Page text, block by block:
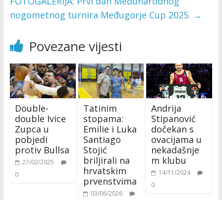
nogometnog turnira Međugorje Cup 2025. →
Povezane vijesti
Double-
double Ivice
Zupca u
pobjedi
protiv Bullsa
27/02/2025
0
Tatinim
stopama:
Emilie i Luka
Santiago
Stojić
briljirali na
hrvatskim
prvenstvima
03/06/2026
Andrija
Stipanović
dočekan s
ovacijama u
nekadašnje
m klubu
14/11/2024
0